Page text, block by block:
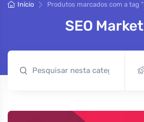
Início Produtos marcados com a tag
SEO